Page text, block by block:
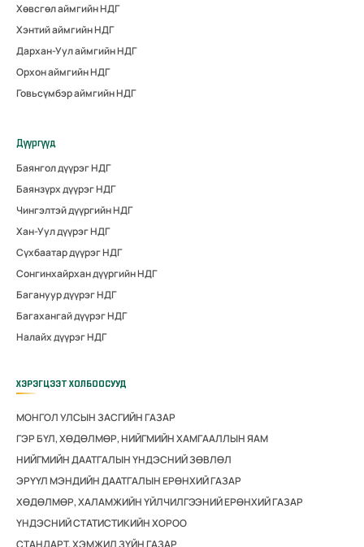
Хөвсгөл аймгийн НДГ
Хэнтий аймгийн НДГ
Дархан-Уул аймгийн НДГ
Орхон аймгийн НДГ
Говьсүмбэр аймгийн НДГ
Дүүргүүд
Баянгол дүүрэг НДГ
Баянзүрх дүүрэг НДГ
Чингэлтэй дүүргийн НДГ
Хан-Уул дүүрэг НДГ
Сүхбаатар дүүрэг НДГ
Сонгинхайрхан дүүргийн НДГ
Багануур дүүрэг НДГ
Багахангай дүүрэг НДГ
Налайх дүүрэг НДГ
ХЭРЭГЦЭЭТ ХОЛБООСУУД
МОНГОЛ УЛСЫН ЗАСГИЙН ГАЗАР
ГЭР БҮЛ, ХӨДӨЛМӨР, НИЙГМИЙН ХАМГААЛЛЫН ЯАМ
НИЙГМИЙН ДААТГАЛЫН ҮНДЭСНИЙ ЗӨВЛӨЛ
ЭРҮҮЛ МЭНДИЙН ДААТГАЛЫН ЕРӨНХИЙ ГАЗАР
ХӨДӨЛМӨР, ХАЛАМЖИЙН ҮЙЛЧИЛГЭЭНИЙ ЕРӨНХИЙ ГАЗАР
ҮНДЭСНИЙ СТАТИСТИКИЙН ХОРОО
СТАНДАРТ, ХЭМЖИЛ ЗҮЙН ГАЗАР